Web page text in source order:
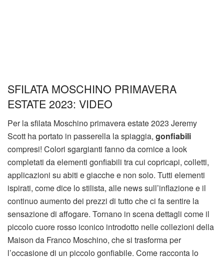
SFILATA MOSCHINO PRIMAVERA
ESTATE 2023: VIDEO
Per la sfilata Moschino primavera estate 2023 Jeremy
Scott ha portato in passerella la spiaggia, gonfiabili
compresi! Colori sgargianti fanno da cornice a look
completati da elementi gonfiabili tra cui copricapi, colletti,
applicazioni su abiti e giacche e non solo. Tutti elementi
ispirati, come dice lo stilista, alle news sull’inflazione e il
continuo aumento dei prezzi di tutto che ci fa sentire la
sensazione di affogare. Tornano in scena dettagli come il
piccolo cuore rosso iconico introdotto nelle collezioni della
Maison da Franco Moschino, che si trasforma per
l’occasione di un piccolo gonfiabile. Come racconta lo